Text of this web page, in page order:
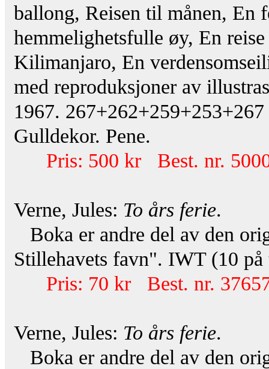
ballong, Reisen til månen, En
hemmelighetsfulle øy, En
Kilimanjaro, En
med reproduksjoner av
1967.
Gulldekor. Pene.
Pris: 500 kr Best. nr.
Verne, Jules: To års ferie.
Boka er andre del av den
Stillehavets favn". IWT (10 på
Pris: 70 kr Best. nr.
Verne, Jules: To års ferie.
Boka er andre del av den